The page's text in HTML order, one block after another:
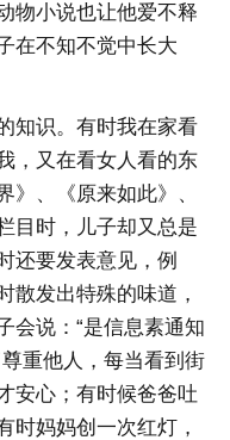
物小说也让他爱不释
在不知不觉中长大
知识。有时我在家看
，又在看女人看的东
》、《原来如此》、
目时，儿子却又总是
还要发表意见，例
散发出特殊的味道，
会说：“是信息素通知
重他人，每当看到街
安心；有时候爸爸吐
时妈妈创一次红灯，